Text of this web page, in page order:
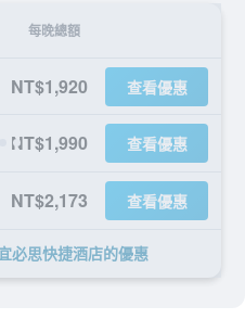
每晚總額
NT$1,920 查看優惠
NT$1,990 查看優惠
NT$2,173 查看優惠
必思快捷酒店​的優惠